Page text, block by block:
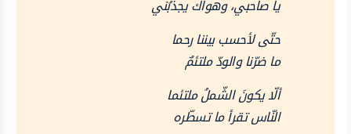
يا صاحبي، وهواك يجذبُني
حتّى لأحسب بيننا رحما
ما ضرّنا والودّ ملتئمٌ
ألّا يكونَ الشّملُ ملتئما
النّاس تقرأ ما تسطّره